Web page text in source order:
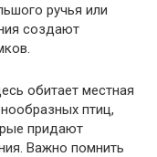
ручья или
создают
обитает местная
птиц,
придают
Важно помнить